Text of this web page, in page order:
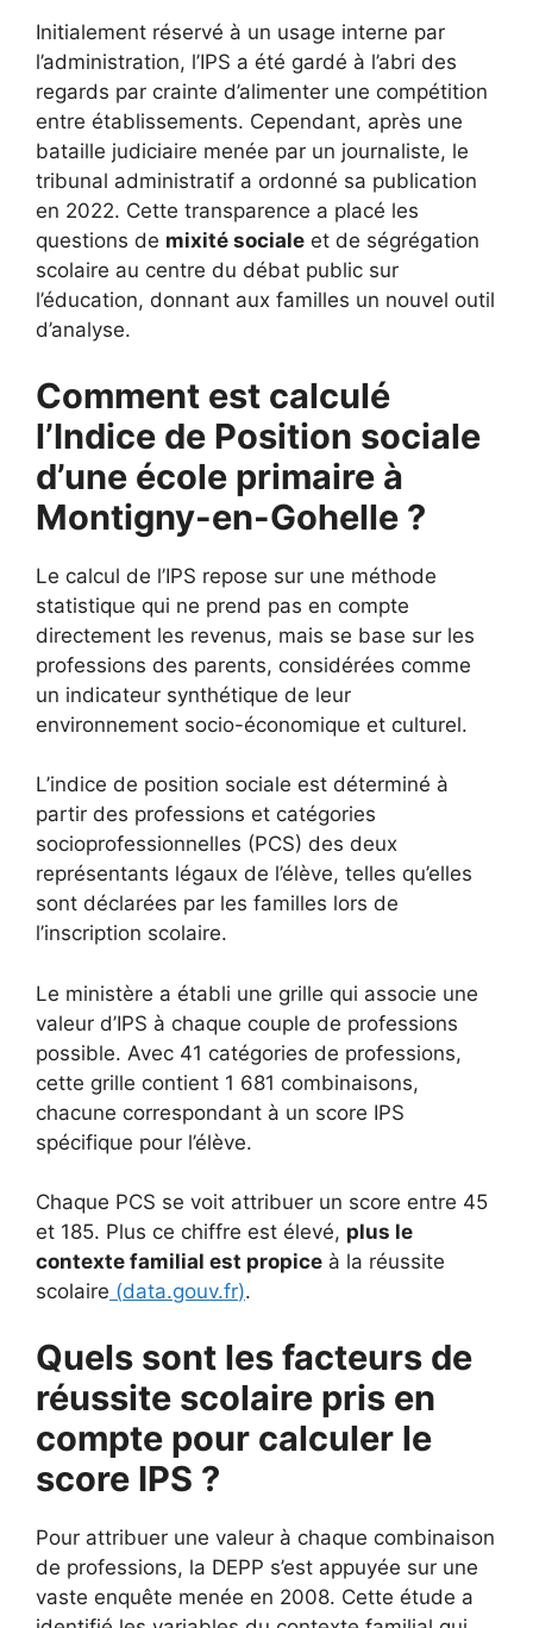
Initialement réservé à un usage interne par
l’administration, l’IPS a été gardé à l’abri des
regards par crainte d’alimenter une compétition
entre établissements. Cependant, après une
bataille judiciaire menée par un journaliste, le
tribunal administratif a ordonné sa publication
en 2022. Cette transparence a placé les
questions de mixité sociale et de ségrégation
scolaire au centre du débat public sur
l’éducation, donnant aux familles un nouvel outil
d’analyse.
Comment est calculé
l’Indice de Position sociale
d’une école primaire à
Montigny-en-Gohelle ?
Le calcul de l’IPS repose sur une méthode
statistique qui ne prend pas en compte
directement les revenus, mais se base sur les
professions des parents, considérées comme
un indicateur synthétique de leur
environnement socio-économique et culturel.
L’indice de position sociale est déterminé à
partir des professions et catégories
socioprofessionnelles (PCS) des deux
représentants légaux de l’élève, telles qu’elles
sont déclarées par les familles lors de
l’inscription scolaire.
Le ministère a établi une grille qui associe une
valeur d’IPS à chaque couple de professions
possible. Avec 41 catégories de professions,
cette grille contient 1 681 combinaisons,
chacune correspondant à un score IPS
spécifique pour l’élève.
Chaque PCS se voit attribuer un score entre 45
et 185. Plus ce chiffre est élevé, plus le
contexte familial est propice à la réussite
scolaire (data.gouv.fr).
Quels sont les facteurs de
réussite scolaire pris en
compte pour calculer le
score IPS ?
Pour attribuer une valeur à chaque combinaison
de professions, la DEPP s’est appuyée sur une
vaste enquête menée en 2008. Cette étude a